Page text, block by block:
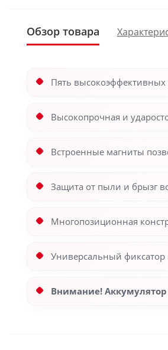
Обзор товара
Пять высокоэффективных
Высокопрочная и
Встроенные магниты
Защита от пыли и брызг
Многопозиционная
Универсальный фиксатор
Внимание! Аккумулятор